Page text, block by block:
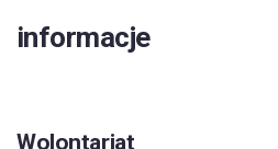
informacje
Wolontariat